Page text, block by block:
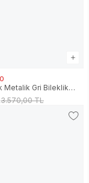
Metalik Gri Bileklik
3.570,00 TL